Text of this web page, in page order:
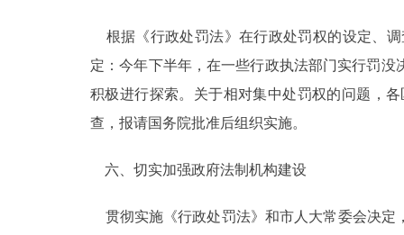
根据《行政处罚法》在行政处罚权的设定、
定：今年下半年，在一些行政执法部门实行罚
积极进行探索。关于相对集中处罚权的问题，
查，报请国务院批准后组织实施。
六、切实加强政府法制机构建设
贯彻实施《行政处罚法》和市人大常委会决定